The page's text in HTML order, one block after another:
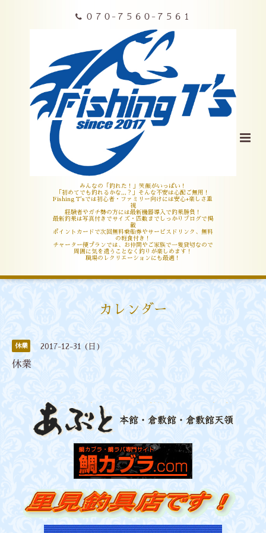
０７０-７５６０-７５６１
みんなの「釣れた！」笑顔がいっぱい！
「初めてでも釣れるかな,,,？」そんな不安は心配ご無用！
Fishing T'sでは初心者・ファミリー向けには安心+楽しさ重
視
経験者やガチ勢の方には最新機器導入で釣果勝負！
最新釣果は写真付きでサイズ・匹数までしっかりブログで掲
載
ポイントカードで次回無料乗船券やサービスドリンク、無料
の軽食付き！
チャーター便プランでは、お仲間やご家族で一隻貸切なので
周囲に気を遣うことなく釣りが楽しめます！
職場のレクリエーションにも最適！
カレンダー
休業 2017-12-31 (日)
休業